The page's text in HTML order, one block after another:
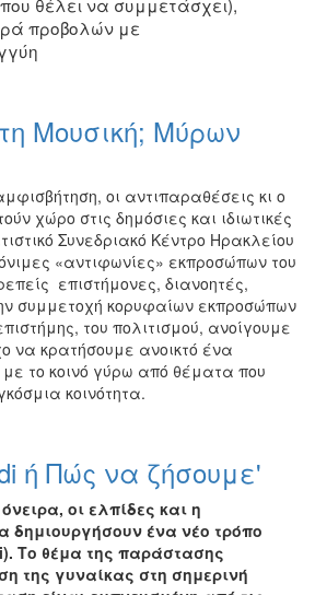
προβολών με
Μουσική; Μύρων
οι αντιπαραθέσεις κι ο
χώρο στις δημόσιες και ιδιωτικές
Συνεδριακό Κέντρο Ηρακλείου
«αντιφωνίες» εκπροσώπων του
επιστήμονες, διανοητές,
συμμετοχή κορυφαίων εκπροσώπων
του πολιτισμού, ανοίγουμε
να κρατήσουμε ανοικτό ένα
το κοινό γύρω από θέματα που
κοινότητα.
ή Πώς να ζήσουμε'
οι ελπίδες και η
δημιουργήσουν ένα νέο τρόπο
Το θέμα της παράστασης
της γυναίκας στη σημερινή